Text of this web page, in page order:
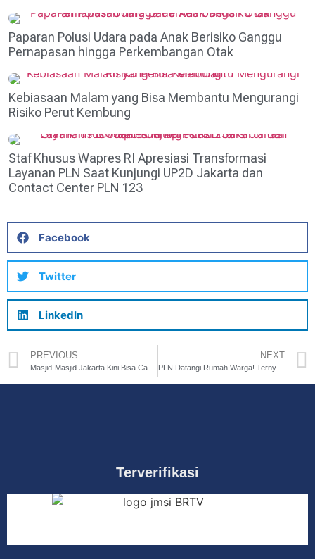
Paparan Polusi Udara pada Anak Berisiko Ganggu
Pernapasan hingga Perkembangan Otak
Kebiasaan Malam yang Bisa Membantu Mengurangi
Risiko Perut Kembung
Staf Khusus Wapres RI Apresiasi Transformasi
Layanan PLN Saat Kunjungi UP2D Jakarta dan
Contact Center PLN 123
Facebook
Twitter
LinkedIn
PREVIOUS NEXT
PLN Datangi Rumah Warga! Ternyata Ini Tujuannya…
Terverifikasi